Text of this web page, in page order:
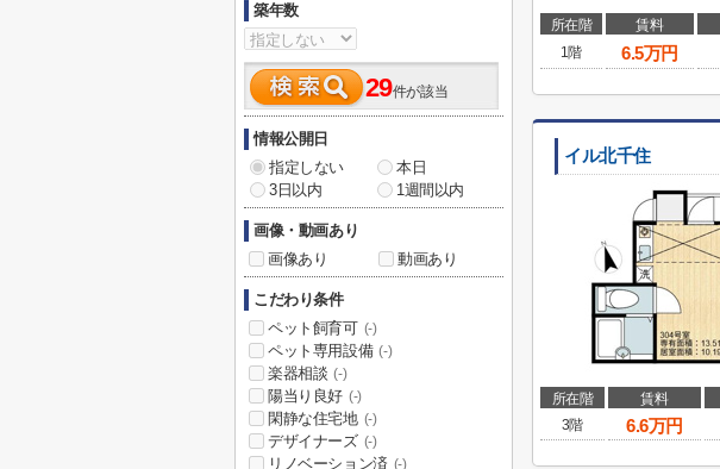
所在階 賃料
1階
6.5万円
イル北千住
所在階 賃料
3階
6.6万円
築年数
29件が該当
情報公開日
指定しない
本日
3日以内
1週間以内
画像・動画あり
画像あり
動画あり
こだわり条件
ペット飼育可 (-)
ペット専用設備 (-)
楽器相談 (-)
陽当り良好 (-)
閑静な住宅地 (-)
デザイナーズ (-)
リノベーション済 (-)